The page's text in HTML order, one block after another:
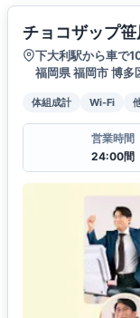
チョコザップ
下大利駅から車で
福岡県 福岡市 博多
体組成計 Wi-Fi
営業時間
24:00間